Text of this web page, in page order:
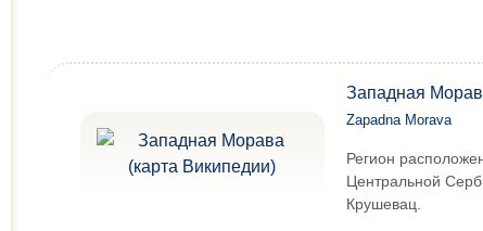
Западная
Zapadna Morava
Регион
Центральной
Крушевац.